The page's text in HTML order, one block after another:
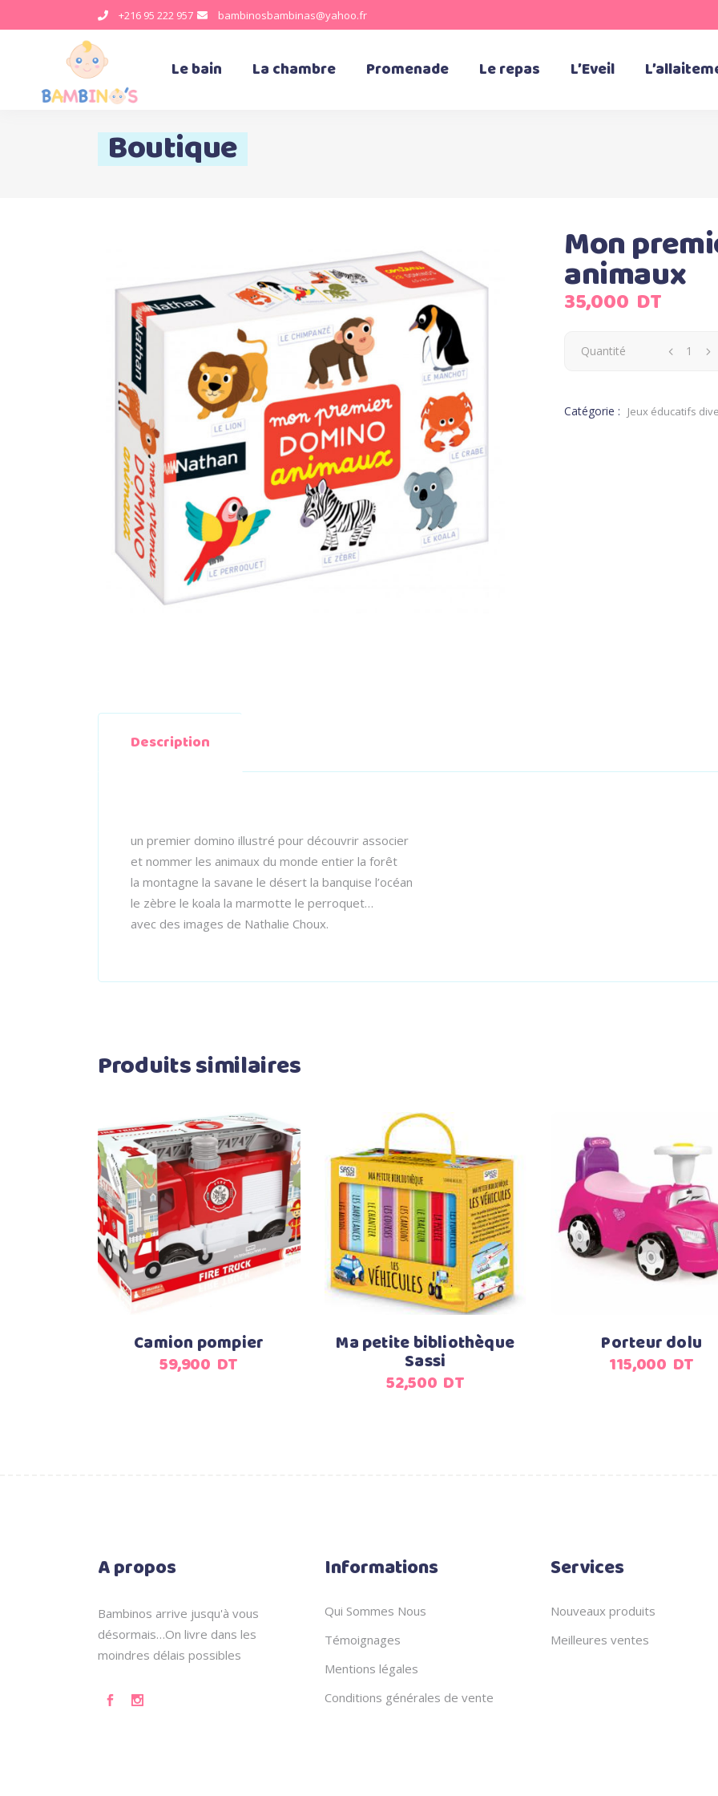
+216 95 222 957 bambinosbambinas@yahoo.fr
Le bain La chambre Promenade Le repas L’Eveil
Boutique
Mon
animaux
35,000 DT
Quantité
Catégorie : Jeux éducatifs
Description
un premier domino illustré pour découvrir associer
et nommer les animaux du monde entier la forêt
la montagne la savane le désert la banquise l’océan
le zèbre le koala la marmotte le perroquet…
avec des images de Nathalie Choux.
Produits similaires
Ajouter au panier
Camion pompier
59,900 DT
Ajouter au panier
Ma petite bibliothèque
Sassi
52,500 DT
Choix des options
Porteur dolu
115,000 DT
A propos
Bambinos arrive jusqu'à vous
désormais…On livre dans les
moindres délais possibles
Informations
Qui Sommes Nous
Témoignages
Mentions légales
Conditions générales de vente
Services
Nouveaux produits
Meilleures ventes